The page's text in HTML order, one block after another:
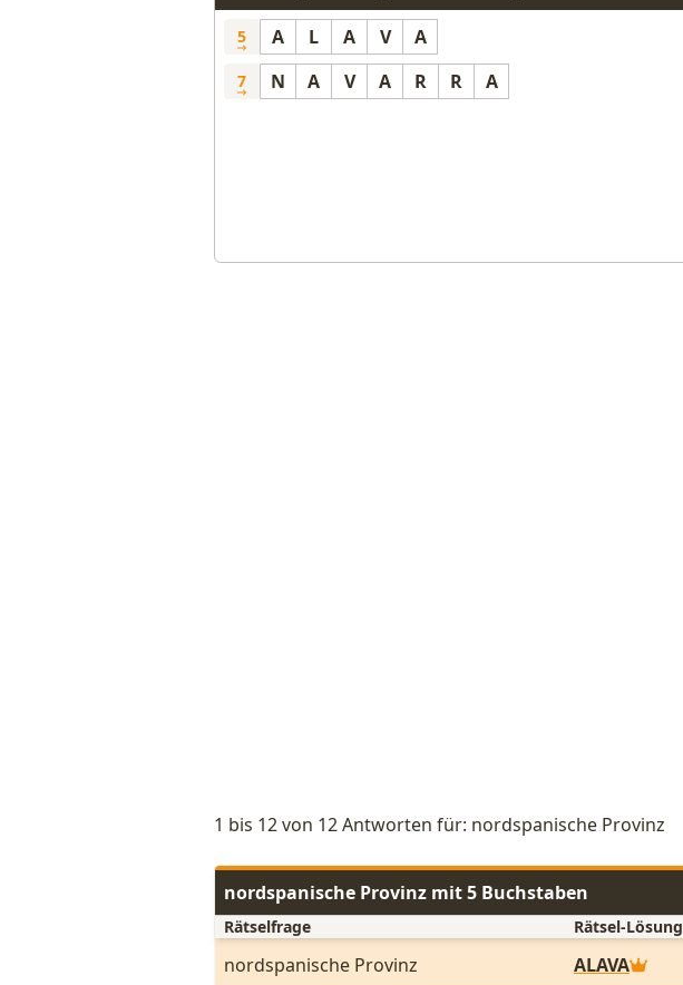
5 A L A V A
7 N A V A R R A
1 bis 12 von 12 Antworten für: nordspanische Provinz
nordspanische Provinz mit 5 Buchstaben
Rätselfrage Rätsel-Lösung
nordspanische Provinz ALAVA